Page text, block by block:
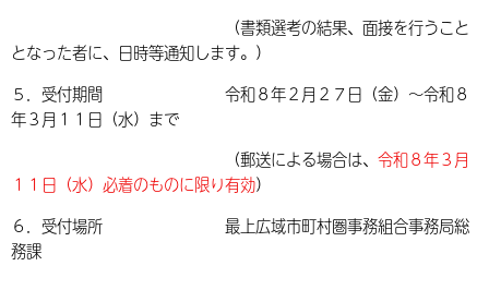
（書類選考の結果、面接を行うこと
となった者に、日時等通知します。）
５．受付期間 令和８年２月２７日（金）～令和８
年３月１１日（水） まで
（郵送による場合は、 令和８年３月
１１日（水）必着のものに限り有効）
６．受付場所 最上広域市町村圏事務組合事務局総
務課